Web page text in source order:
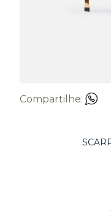
Compartilhe: